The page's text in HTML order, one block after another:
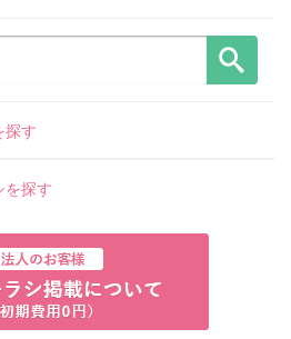
探す
を探す